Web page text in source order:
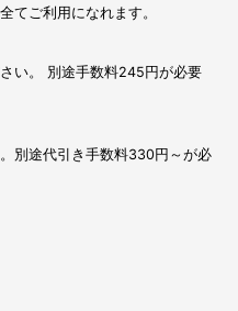
てご利用になれます。
い。 別途手数料245円が必要
別途代引き手数料330円～が必